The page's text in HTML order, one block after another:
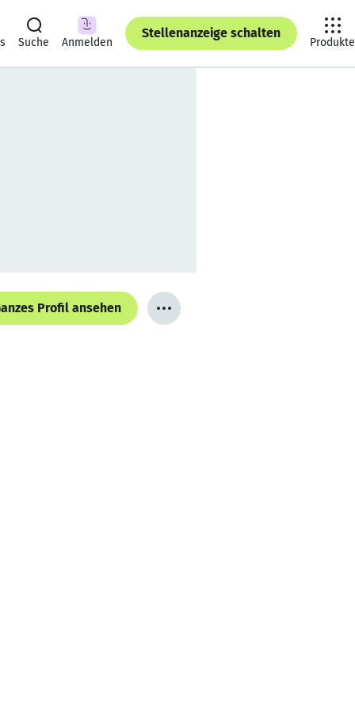
Suche Anmelden
Stellenanzeige schalten
Produkte
Profil ansehen